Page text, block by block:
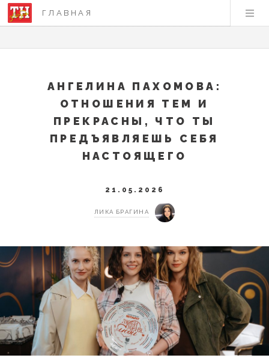
ГЛАВНАЯ
АНГЕЛИНА ПАХОМОВА:
ОТНОШЕНИЯ ТЕМ И
ПРЕКРАСНЫ, ЧТО ТЫ
ПРЕДЪЯВЛЯЕШЬ СЕБЯ
НАСТОЯЩЕГО
21.05.2026
ЛИКА БРАГИНА